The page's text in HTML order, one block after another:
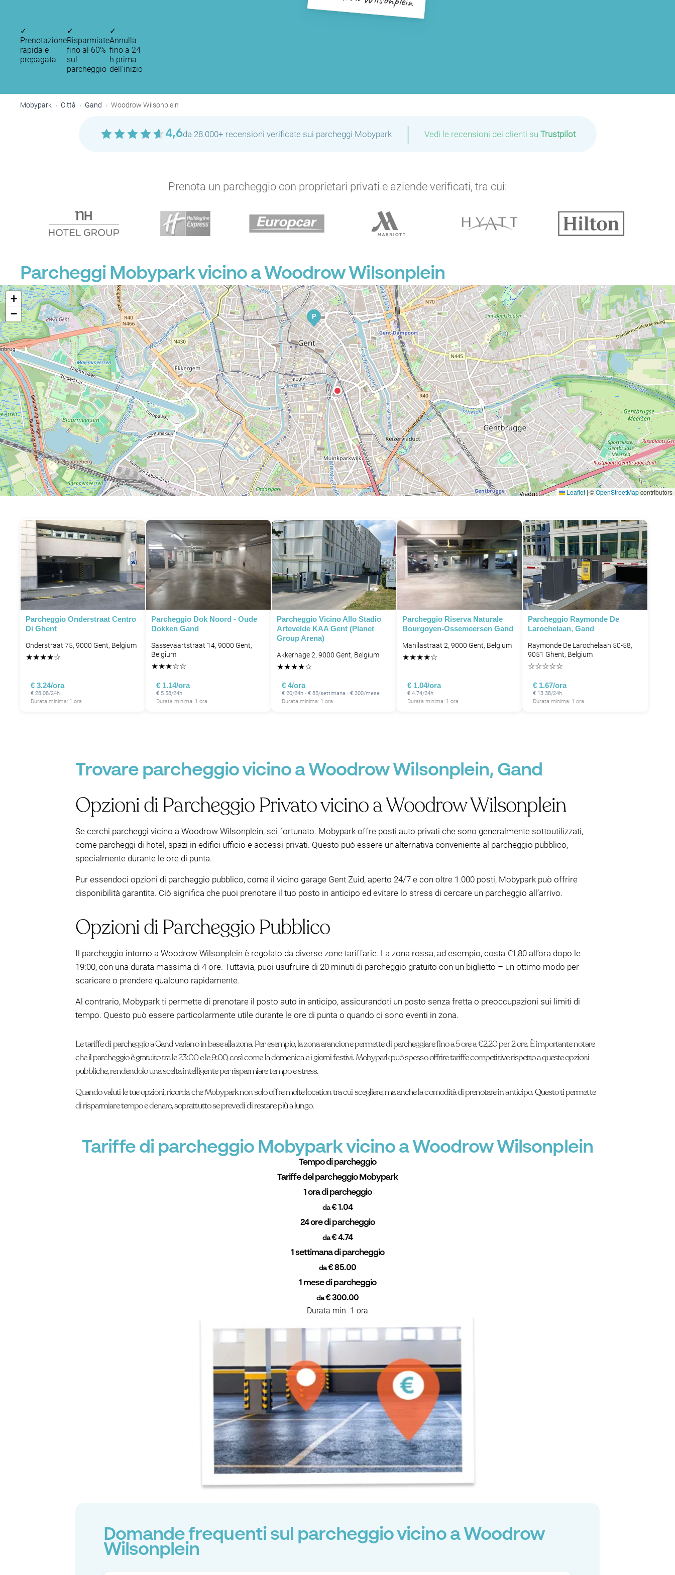
✓
Prenotazione
rapida e
prepagata
✓
Risparmiate
fino al 60%
sul
parcheggio
✓
Annulla
fino a 24
h prima
dell’inizio
Mobypark Città Gand Woodrow Wilsonplein
4,6da 28.000+ recensioni verificate sui parcheggi Mobypark | Vedi le recensioni dei clienti su Trustpilot
Prenota un parcheggio con proprietari privati e aziende verificati, tra cui:
Parcheggi Mobypark vicino a Woodrow Wilsonplein
P
P
+
−
Leaflet | ©OpenStreetMapcontributors
Parcheggio Onderstraat Centro
Di Ghent
Onderstraat 75, 9000 Gent, Belgium
★★★★☆
€ 3.24/ora
€ 28.08/24h
Durata minima: 1 ora
Parcheggio Dok Noord - Oude
Dokken Gand
Sassevaartstraat 14, 9000 Gent,
Belgium
★★★☆☆
€ 1.14/ora
€ 5.58/24h
Durata minima: 1 ora
Parcheggio Vicino Allo Stadio
Artevelde KAA Gent (Planet
Group Arena)
Akkerhage 2, 9000 Gent, Belgium
★★★★☆
€ 4/ora
€ 20/24h · € 85/settimana · € 300/mese
Durata minima: 1 ora
Parcheggio Riserva Naturale
Bourgoyen-Ossemeersen Gand
Manilastraat 2, 9000 Gent, Belgium
★★★★☆
€ 1.04/ora
€ 4.74/24h
Durata minima: 1 ora
Parcheggio Raymonde De
Larochelaan, Gand
Raymonde De Larochelaan 50-58,
9051 Ghent, Belgium
☆☆☆☆☆
€ 1.67/ora
€ 13.38/24h
Durata minima: 1 ora
Trovare parcheggio vicino a Woodrow Wilsonplein, Gand
Opzioni di Parcheggio Privato vicino a Woodrow Wilsonplein
Se cerchi parcheggi vicino a Woodrow Wilsonplein, sei fortunato. Mobypark offre posti auto privati che sono generalmente sottoutilizzati,
come parcheggi di hotel, spazi in edifici ufficio e accessi privati. Questo può essere un'alternativa conveniente al parcheggio pubblico,
specialmente durante le ore di punta.
Pur essendoci opzioni di parcheggio pubblico, come il vicino garage Gent Zuid, aperto 24/7 e con oltre 1.000 posti, Mobypark può offrire
disponibilità garantita. Ciò significa che puoi prenotare il tuo posto in anticipo ed evitare lo stress di cercare un parcheggio all’arrivo.
Opzioni di Parcheggio Pubblico
Il parcheggio intorno a Woodrow Wilsonplein è regolato da diverse zone tariffarie. La zona rossa, ad esempio, costa €1,80 all’ora dopo le
19:00, con una durata massima di 4 ore. Tuttavia, puoi usufruire di 20 minuti di parcheggio gratuito con un biglietto – un ottimo modo per
scaricare o prendere qualcuno rapidamente.
Al contrario, Mobypark ti permette di prenotare il posto auto in anticipo, assicurandoti un posto senza fretta o preoccupazioni sui limiti di
tempo. Questo può essere particolarmente utile durante le ore di punta o quando ci sono eventi in zona.
Le tariffe di parcheggio a Gand variano in base alla zona. Per esempio, la zona arancione permette di parcheggiare fino a 5 ore a €2,20 per 2 ore. È importante notare
che il parcheggio è gratuito tra le 23:00 e le 9:00, così come la domenica e i giorni festivi. Mobypark può spesso offrire tariffe competitive rispetto a queste opzioni
pubbliche, rendendolo una scelta intelligente per risparmiare tempo e stress.
Quando valuti le tue opzioni, ricorda che Mobypark non solo offre molte location tra cui scegliere, ma anche la comodità di prenotare in anticipo. Questo ti permette
di risparmiare tempo e denaro, soprattutto se prevedi di restare più a lungo.
Tariffe di parcheggio Mobypark vicino a Woodrow Wilsonplein
Tempo di parcheggio
Tariffe del parcheggio Mobypark
1 ora di parcheggio
da€ 1.04
24 ore di parcheggio
da€ 4.74
1 settimana di parcheggio
da€ 85.00
1 mese di parcheggio
da€ 300.00
Durata min. 1 ora
Domande frequenti sul parcheggio vicino a Woodrow
Wilsonplein